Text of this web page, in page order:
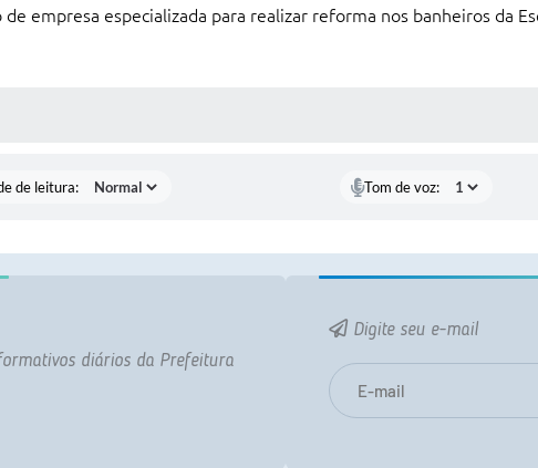
empresa especializada para realizar reforma nos banheiros da
de leitura: Tom de voz:
diários da Prefeitura
Digite seu e-mail